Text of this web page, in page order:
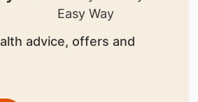
advice, offers and